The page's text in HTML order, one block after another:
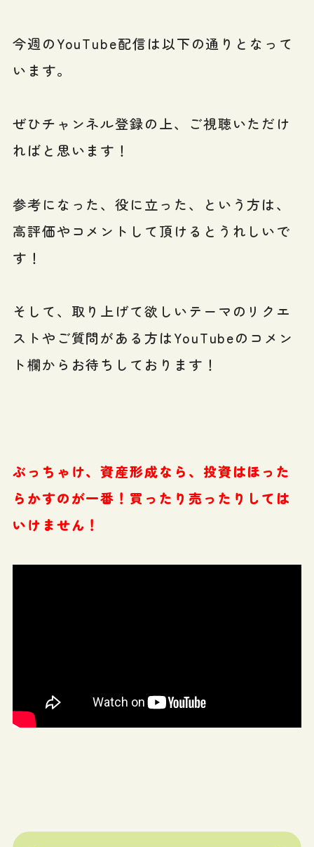
今週のYouTube配信は以下の通りとなって
います。
ぜひチャンネル登録の上、ご視聴いただけ
ればと思います！
参考になった、役に立った、という方は、
高評価やコメントして頂けるとうれしいで
す！
そして、取り上げて欲しいテーマのリクエ
ストやご質問がある方はYouTubeのコメン
ト欄からお待ちしております！
ぶっちゃけ、資産形成なら、投資はほった
らかすのが一番！買ったり売ったりしては
いけません！